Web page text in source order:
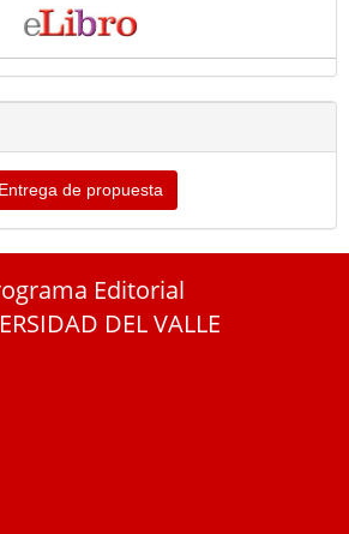
Entrega de propuesta
Editorial
DEL VALLE